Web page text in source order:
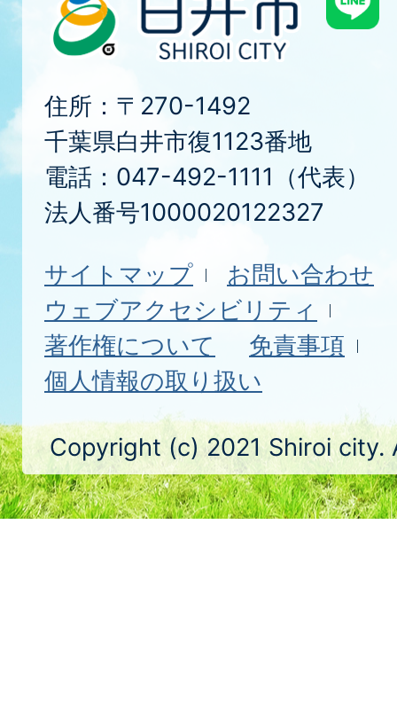
住所：〒270-1492
千葉県白井市復1123番地
電話：047-492-1111（代表）
法人番号1000020122327
サイトマップ
お問い合わせ
ウェブアクセシビリティ
著作権について
免責事項
個人情報の取り扱い
Copyright (c) 2021 Shiroi city.